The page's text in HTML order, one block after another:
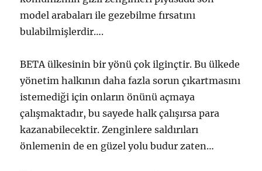
model arabaları ile gezebilme fırsatını
bulabilmişlerdir….
BETA ülkesinin bir yönü çok ilginçtir. Bu ülkede
yönetim halkının daha fazla sorun çıkartmasını
istemediği için onların önünü açmaya
çalışmaktadır, bu sayede halk çalışırsa para
kazanabilecektir. Zenginlere saldırıları
önlemenin de en güzel yolu budur zaten…